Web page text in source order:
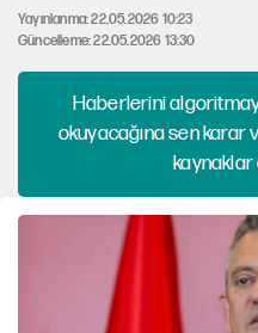
Yayınlanma: 22.05.2026 10:23
Güncelleme: 22.05.2026 13:30
Haberlerini
okuyacağına sen karar
kaynaklar